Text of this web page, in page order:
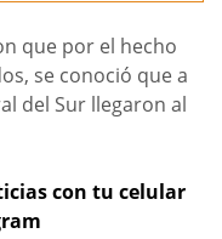
que por el hecho
se conoció que a
del Sur llegaron al
con tu celular